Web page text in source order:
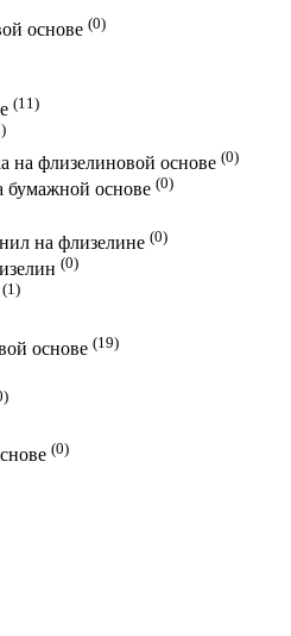
основе (0)
(11)
на флизелиновой основе (0)
бумажной основе (0)
на флизелине (0)
(0)
(1)
основе (19)
(0)